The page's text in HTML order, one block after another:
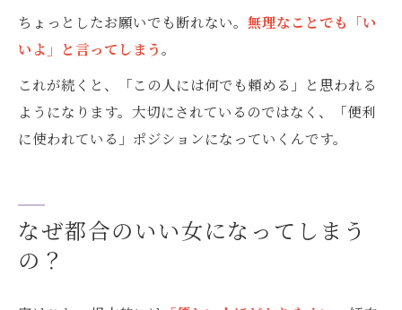
ちょっとしたお願いでも断れない。 無理なことでも「い
いよ」と言ってしまう。
これが続くと、「この人には何でも頼める」と思われる
ようになります。大切にされているのではなく、「便利
に使われている」ポジションになっていくんです。
なぜ都合のいい女になってしまう
の？